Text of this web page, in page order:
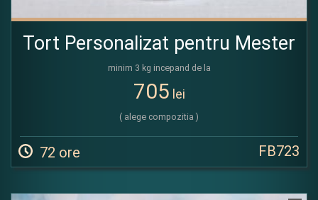
Tort Personalizat pentru Mester
minim 3 kg incepand de la
705 lei
( alege compozitia )
72 ore FB723